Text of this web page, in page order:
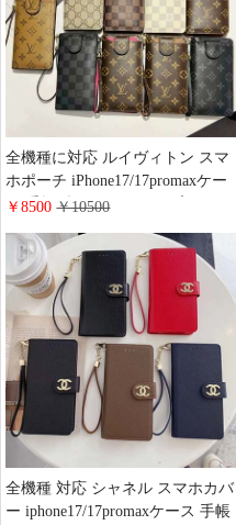
全機種に対応 ルイヴィトン スマ
ホポーチ iPhone17/17promaxケー
ス 手帳型 スライドタイプ LV
ース ストラップ付き 落下防止
Google Pixel 10/10proケース 財布
一体 ブランド ビジネス風
￥8500￥10500
全機種 対応 シャネル スマホカバ
ー iphone17/17promaxケース 手帳